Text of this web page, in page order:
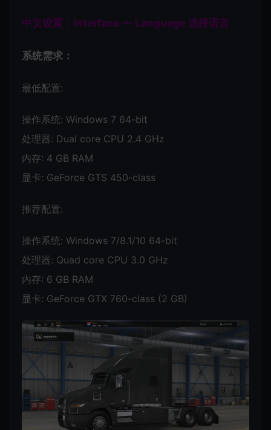
中文设置：Interface — Language 选择语言
系统需求：
最低配置:
操作系统: Windows 7 64-bit
处理器: Dual core CPU 2.4 GHz
内存: 4 GB RAM
显卡: GeForce GTS 450-class
推荐配置:
操作系统: Windows 7/8.1/10 64-bit
处理器: Quad core CPU 3.0 GHz
内存: 6 GB RAM
显卡: GeForce GTX 760-class (2 GB)